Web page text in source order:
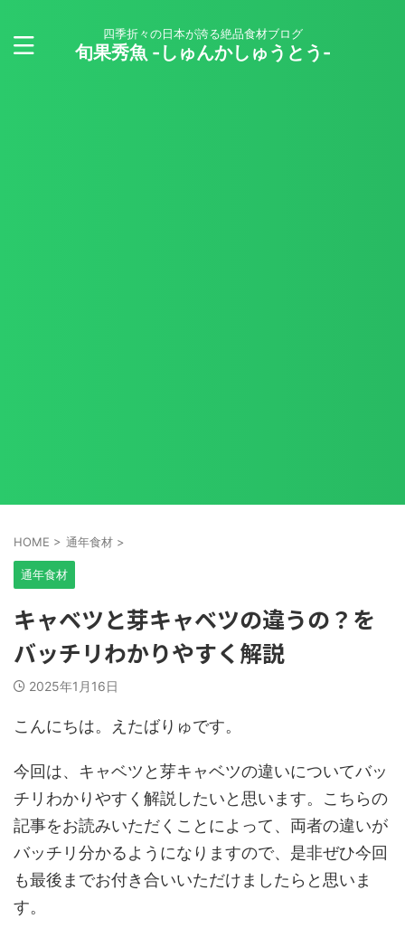
四季折々の日本が誇る絶品食材ブログ
旬果秀魚 -しゅんかしゅうとう-
HOME > 通年食材 >
通年食材
キャベツと芽キャベツの違うの？を
バッチリわかりやすく解説
2025年1月16日
こんにちは。えたばりゅです。
今回は、キャベツと芽キャベツの違いについてバッ
チリわかりやすく解説したいと思います。こちらの
記事をお読みいただくことによって、両者の違いが
バッチリ分かるようになりますので、是非ぜひ今回
も最後までお付き合いいただけましたらと思いま
す。